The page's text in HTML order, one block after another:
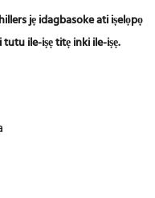
jẹ idagbasoke ati iṣelọpọ
ile-iṣẹ titẹ inki ile-iṣẹ.